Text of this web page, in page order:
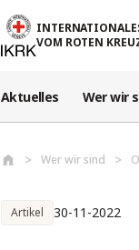
VOM ROTEN
Aktuelles Wer wir
Wer wir sind
Artikel 30-11-2022